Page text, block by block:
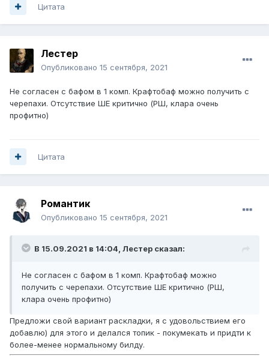
Цитата
Лестер
Опубликовано 15 сентября, 2021
Не согласен с бафом в 1 комп. Крафтобаф можно получить с
черепахи. Отсутствие ШЕ критично (РШ, клара очень
профитно)
Цитата
Романтик
Опубликовано 15 сентября, 2021
В 15.09.2021 в 14:04, Лестер сказал:
Не согласен с бафом в 1 комп. Крафтобаф можно
получить с черепахи. Отсутствие ШЕ критично (РШ,
клара очень профитно)
Предложи свой вариант раскладки, я с удовольствием его
добавлю) для этого и делался топик - покумекать и придти к
более-менее нормальному билду.